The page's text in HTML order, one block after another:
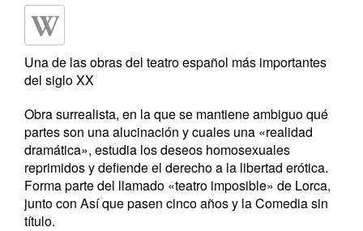
Una de las obras del teatro español más importantes
del siglo XX
Obra surrealista, en la que se mantiene ambiguo qué
partes son una alucinación y cuales una «realidad
dramática», estudia los deseos homosexuales
reprimidos y defiende el derecho a la libertad erótica.​
Forma parte del llamado «teatro imposible» de Lorca,
junto con Así que pasen cinco años y la Comedia sin
título.